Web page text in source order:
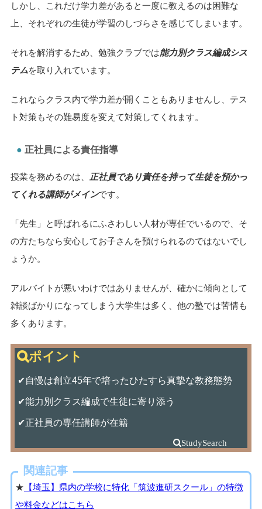
しかし、これだけ学力差があると一度に教えるのは困難な
上、それぞれの生徒が学習のしづらさを感じてしまいます。
それを解消するため、勉強クラブでは能力別クラス編成シス
テムを取り入れています。
これならクラス内で学力差が開くこともありませんし、テス
ト対策もその難易度を変えて対策してくれます。
正社員による責任指導
授業を務めるのは、
正社員であり責任を持って生徒を預かっ
てくれる講師がメインです。
「先生」と呼ばれるにふさわしい人材が専任でいるので、そ
の方たちなら安心してお子さんを預けられるのではないでし
ょうか。
アルバイトが悪いわけではありませんが、確かに傾向として
雑談ばかりになってしまう大学生は多く、他の塾では苦情も
多くあります。
✔自慢は創立45年で培ったひたすら真摯な教務態勢
✔能力別クラス編成で生徒に寄り添う
✔正社員の専任講師が在籍
関連記事
★ 【埼玉】県内の学校に特化「筑波進研スクール」の特徴
や料金などはこちら